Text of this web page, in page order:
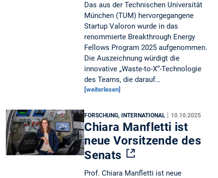
Das aus der Technischen Universität
München (TUM) hervorgegangene
Startup Valoron wurde in das
renommierte Breakthrough Energy
Fellows Program 2025 aufgenommen.
Die Auszeichnung würdigt die
innovative „Waste-to-X“-Technologie
des Teams, die darauf…
[weiterlesen]
FORSCHUNG, INTERNATIONAL | 10.10.2025
Chiara Manfletti ist
neue Vorsitzende des
Senats
Prof. Chiara Manfletti ist neue